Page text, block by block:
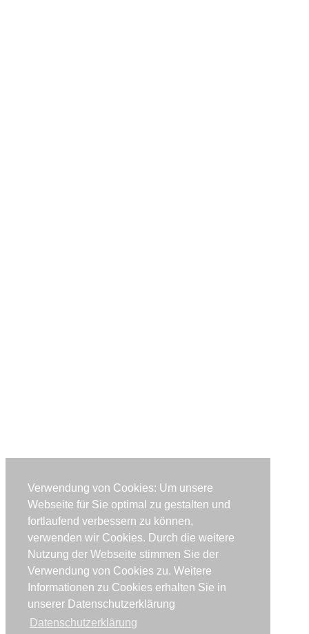
Verwendung von Cookies: Um unsere
Webseite für Sie optimal zu gestalten und
fortlaufend verbessern zu können,
verwenden wir Cookies. Durch die weitere
Nutzung der Webseite stimmen Sie der
Verwendung von Cookies zu. Weitere
Informationen zu Cookies erhalten Sie in
unserer Datenschutzerklärung
Datenschutzerklärung